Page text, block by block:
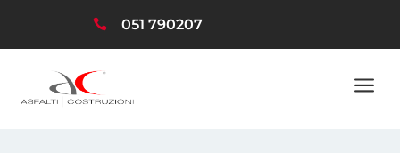
 051 790207
a